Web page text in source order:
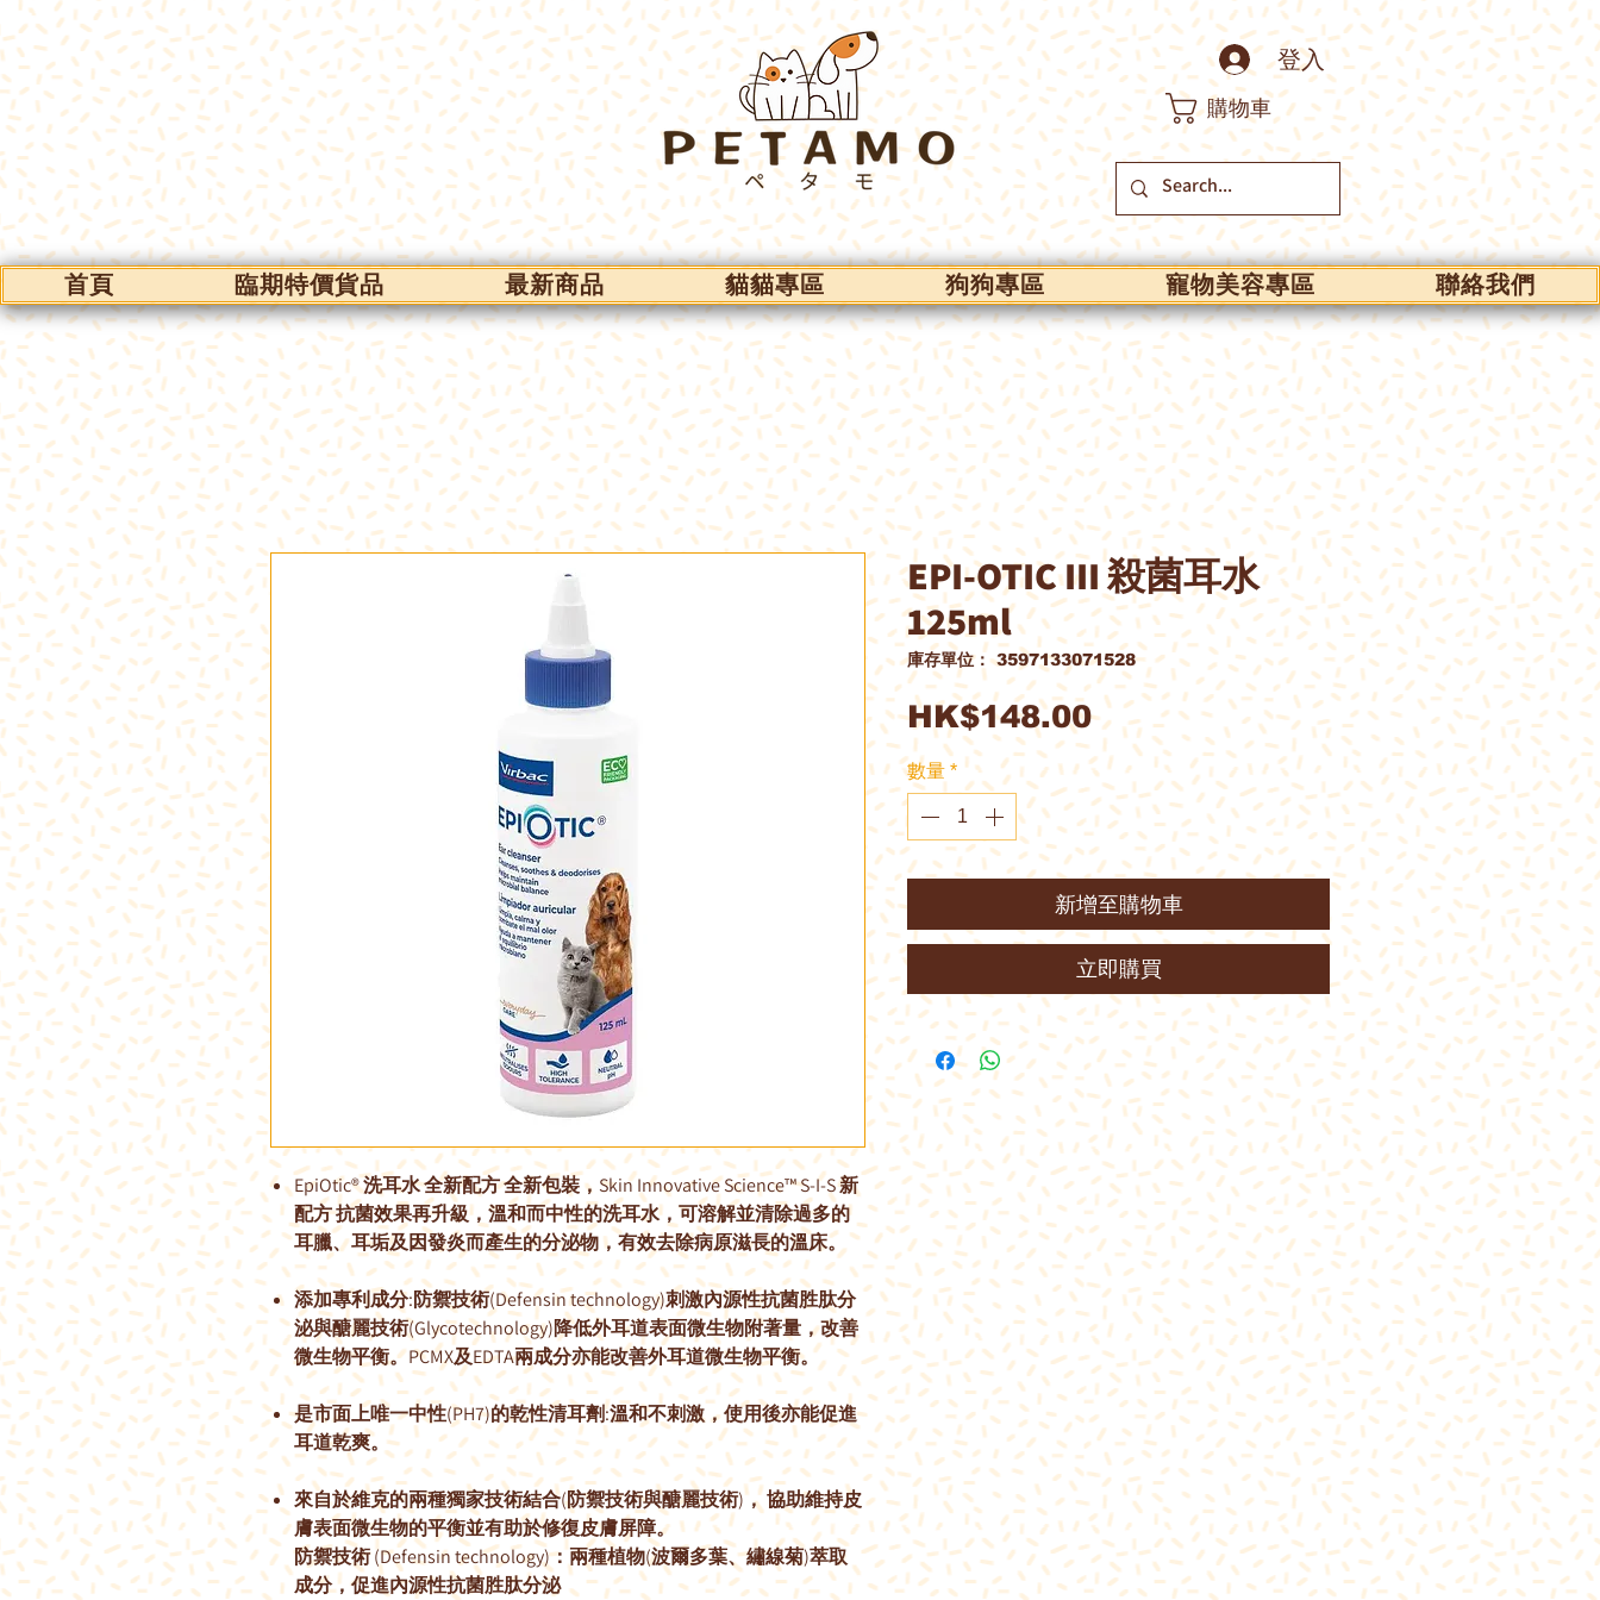
登入
購物車
首頁 臨期特價貨品 最新商品 貓貓專區 狗狗專區 寵物美容專區 聯絡我們
EpiOtic® 洗耳水 全新配方 全新包裝，Skin Innovative Science™ S-I-S 新
配方 抗菌效果再升級，溫和而中性的洗耳水，可溶解並清除過多的
耳臘、耳垢及因發炎而產生的分泌物，有效去除病原滋長的溫床。
添加專利成分:防禦技術(Defensin technology)刺激內源性抗菌胜肽分
泌與醣麗技術(Glycotechnology)降低外耳道表面微生物附著量，改善
微生物平衡。PCMX及EDTA兩成分亦能改善外耳道微生物平衡。
是市面上唯一中性(PH7)的乾性清耳劑:溫和不刺激，使用後亦能促進
耳道乾爽。
來自於維克的兩種獨家技術結合(防禦技術與醣麗技術)， 協助維持皮
膚表面微生物的平衡並有助於修復皮膚屏障。
防禦技術 (Defensin technology)：兩種植物(波爾多葉、繡線菊)萃取
成分，促進內源性抗菌胜肽分泌
EPI-OTIC III 殺菌耳水
125ml
庫存單位： 3597133071528
HK$148.00價
格
數量 *
新增至購物車
立即購買